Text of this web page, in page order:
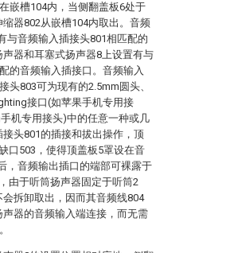
嵌槽104内，当侧翻盖板6处于
器802从嵌槽104内取出。音频
与音频输入插接头801相匹配的
器和耳塞式扬声器8上设置有与
的音频输入插接口。音频输入
头803可为现有的2.5mm圆头、
接口(如苹果手机专用接
机专用接头)中的任意一种或几
头801的插接和拔出操作，顶
口503，使得顶盖板5罩设在音
，音频输出插口的端部可裸露于
由于听筒扬声器固定于听筒2
拆卸取出，因而其音频线804
器的音频输入端连接，而无需